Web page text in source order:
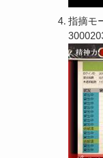
指摘モ